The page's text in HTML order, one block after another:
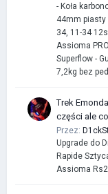
- Koła
44mm piasty
34, 11-34
Assioma
Superflow -
7,2kg bez
Trek
części ale
Przez:
Upgrade do
Rapide
Assioma